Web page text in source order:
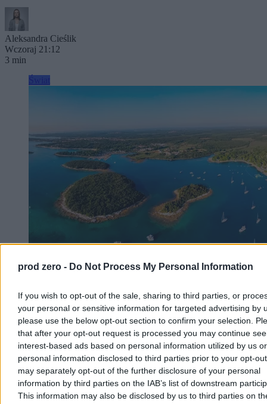
prod zero - Do Not Process My Personal Information
If you wish to opt-out of the sale, sharing to third parties, or
your personal or sensitive information for targeted advertising by
please use the below opt-out section to confirm your selection.
that after your opt-out request is processed you may continue
interest-based ads based on personal information utilized by us or
personal information disclosed to third parties prior to your opt-
may separately opt-out of the further disclosure of your personal
information by third parties on the IAB’s list of downstream
This information may also be disclosed by us to third parties on
Aleksandra Cieślik
Wczoraj 21:12
3 min
Polak zmarł podczas nurkowania u wybrzeży
W piątek w pobliżu Medulinu na Istrii zmarł 40-letni obywatel
Polski, który źle poczuł się podczas nurkowania na głębokości
ponad 20 metrów. Mężczyznę przewieziono łodzią do zatoki Polje,
gdzie mimo reanimacji nie udało się go uratować. Chorwacka
policja bada okoliczności zdarzenia.
Aleksandra Cieślik